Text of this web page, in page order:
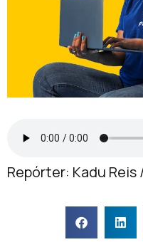
Repórter: Kadu Reis